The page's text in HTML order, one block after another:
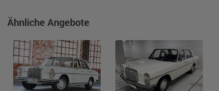
Ähnliche Angebote